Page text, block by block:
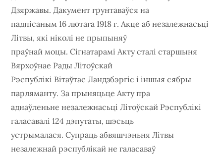
Дзяржавы. Дакумент грунтаваўся на
падпісаным 16 лютага 1918 г. Акце аб незалежнасьці
Літвы, які ніколі не прыпыняў
праўнай моцы. Сігнатарамі Акту сталі старшыня
Вярхоўнае Рады Літоўскай
Рэспублікі Вітаўтас Ландзбэргіс і іншыя сябры
парляманту. За прыняцьце Акту пра
аднаўленьне незалежнасьці Літоўскай Рэспублікі
галасавалі 124 дэпутаты, шэсьць
устрымалася. Супраць абвяшчэньня Літвы
незалежнай рэспублікай не галасаваў